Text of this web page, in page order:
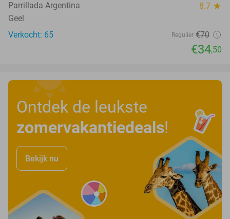
Parrillada Argentina 8.7 star
Geel
Verkocht: 65
Regulier €70
€34,50
Ontdek de leukste
zomervakantiedeals!
Bekijk nu